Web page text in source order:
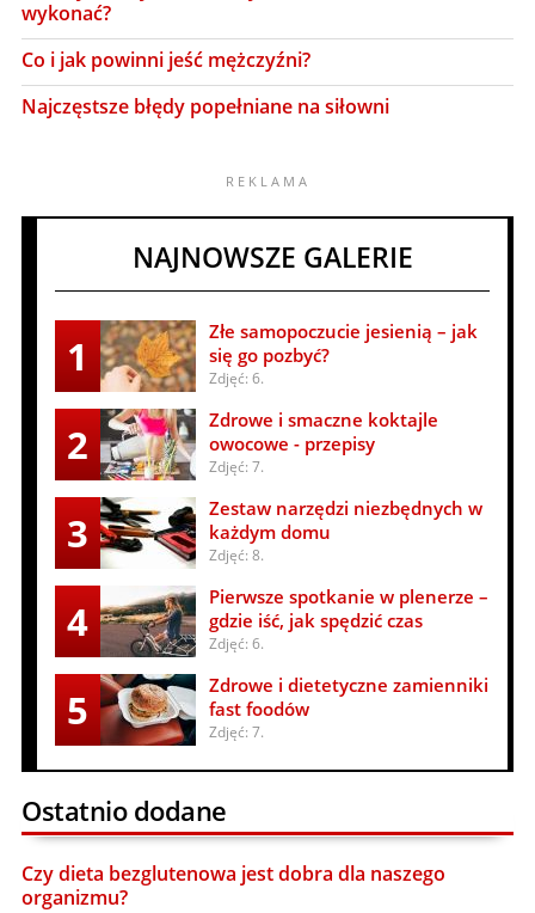
wykonać?
Co i jak powinni jeść mężczyźni?
Najczęstsze błędy popełniane na siłowni
NAJNOWSZE GALERIE
1
Złe samopoczucie jesienią – jak
się go pozbyć?
Zdjęć: 6.
2
Zdrowe i smaczne koktajle
owocowe - przepisy
Zdjęć: 7.
3
Zestaw narzędzi niezbędnych w
każdym domu
Zdjęć: 8.
4
Pierwsze spotkanie w plenerze –
gdzie iść, jak spędzić czas
Zdjęć: 6.
5
Zdrowe i dietetyczne zamienniki
fast foodów
Zdjęć: 7.
Ostatnio dodane
Czy dieta bezglutenowa jest dobra dla naszego
organizmu?